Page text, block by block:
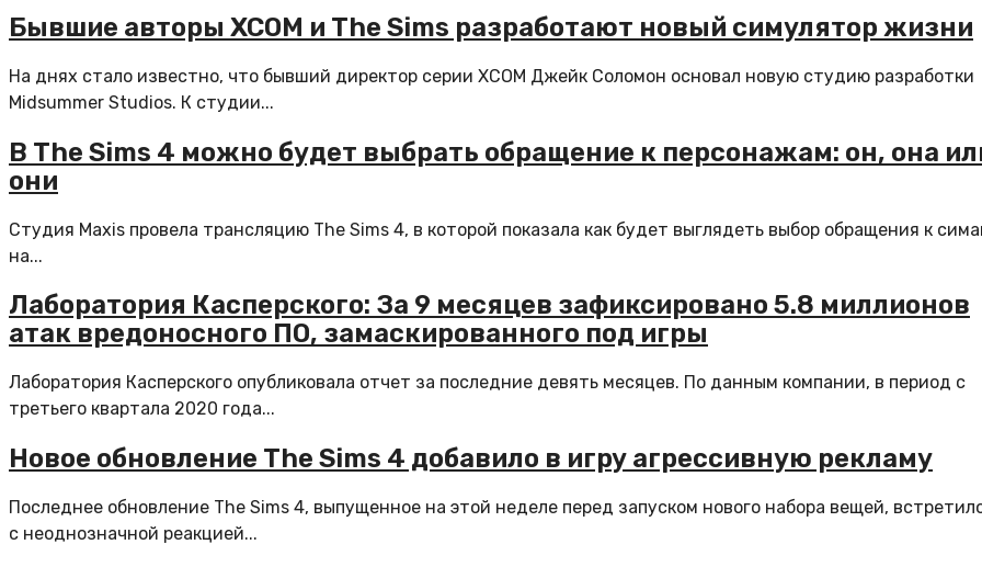
Бывшие авторы XCOM и The Sims разработают новый симулятор жизни
На днях стало известно, что бывший директор серии XCOM Джейк Соломон основал новую студию разработки
Midsummer Studios. К студии...
В The Sims 4 можно будет выбрать обращение к персонажам: он, она
они
Студия Maxis провела трансляцию The Sims 4, в которой показала как будет выглядеть выбор обращения к
на...
Лаборатория Касперского: За 9 месяцев зафиксировано 5.8 миллионов
атак вредоносного ПО, замаскированного под игры
Лаборатория Касперского опубликовала отчет за последние девять месяцев. По данным компании, в период с
третьего квартала 2020 года...
Новое обновление The Sims 4 добавило в игру агрессивную рекламу
Последнее обновление The Sims 4, выпущенное на этой неделе перед запуском нового набора вещей,
с неоднозначной реакцией...